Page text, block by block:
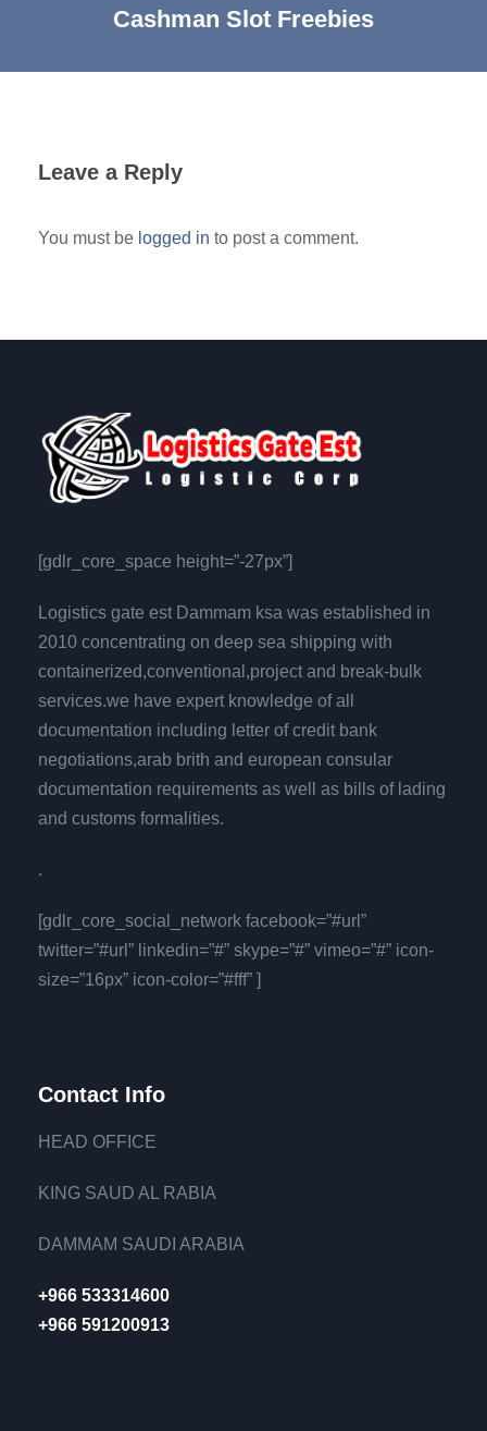
Cashman Slot Freebies
Leave a Reply
You must be logged in to post a comment.
[gdlr_core_space height=”-27px”]
Logistics gate est Dammam ksa was established in
2010 concentrating on deep sea shipping with
containerized,conventional,project and break-bulk
services.we have expert knowledge of all
documentation including letter of credit bank
negotiations,arab brith and european consular
documentation requirements as well as bills of lading
and customs formalities.
.
[gdlr_core_social_network facebook=”#url”
twitter=”#url” linkedin=”#” skype=”#” vimeo=”#” icon-
size=”16px” icon-color=”#fff” ]
Contact Info
HEAD OFFICE
KING SAUD AL RABIA
DAMMAM SAUDI ARABIA
+966 533314600
+966 591200913